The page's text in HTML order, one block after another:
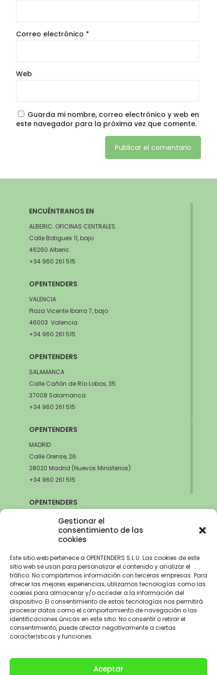
Gestionar el
consentimiento de las
cookies
Este sitio web pertenece a OPENTENDERS S.L.U. Las cookies de este
sitio web se usan para personalizar el contenido y analizar el
tráfico. No compartimos información con terceras empresas. Para
ofrecer las mejores experiencias, utilizamos tecnologías como las
cookies para almacenar y/o acceder a la información del
dispositivo. El consentimiento de estas tecnologías nos permitirá
procesar datos como el comportamiento de navegación o las
identificaciones únicas en este sitio. No consentir o retirar el
consentimiento, puede afectar negativamente a ciertas
características y funciones.
Aceptar
Correo electrónico *
Web
Guarda mi nombre, correo electrónico y web en
este navegador para la próxima vez que comente.
ENCUÉNTRANOS EN
ALBERIC. OFICINAS CENTRALES.
Calle Botigues 11, bajo
46260 Alberic
+34 960 261 515
OPENTENDERS
VALENCIA
Plaza Vicente Iborra 7, bajo
46003 Valencia
+34 960 261 515
OPENTENDERS
SALAMANCA
Calle Cañón de Río Lobos, 35
37008 Salamanca
+34 960 261 515
OPENTENDERS
MADRID
Calle Orense, 26.
28020 Madrid (Nuevos Ministerios)
+34 960 261 515
OPENTENDERS
Avda. de la Innovación, 6
41020 Sevilla
Aviso Legal–Política de Privacidad–Política de Cookies –Trabaja con
nosotros
OPENTENDERS, S.L. ha recibido una ayuda de 2900€ para
electrificación del parque automovilístico dentro del Programa de
vehículos eléctricos «enchufables» y de pila de combustible dentro del